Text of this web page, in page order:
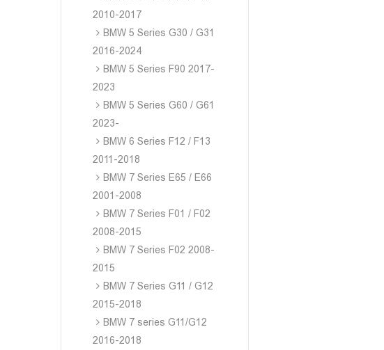
2010-2017
BMW 5 Series G30 / G31
2016-2024
BMW 5 Series F90 2017-
2023
BMW 5 Series G60 / G61
2023-
BMW 6 Series F12 / F13
2011-2018
BMW 7 Series E65 / E66
2001-2008
BMW 7 Series F01 / F02
2008-2015
BMW 7 Series F02 2008-
2015
BMW 7 Series G11 / G12
2015-2018
BMW 7 series G11/G12
2016-2018